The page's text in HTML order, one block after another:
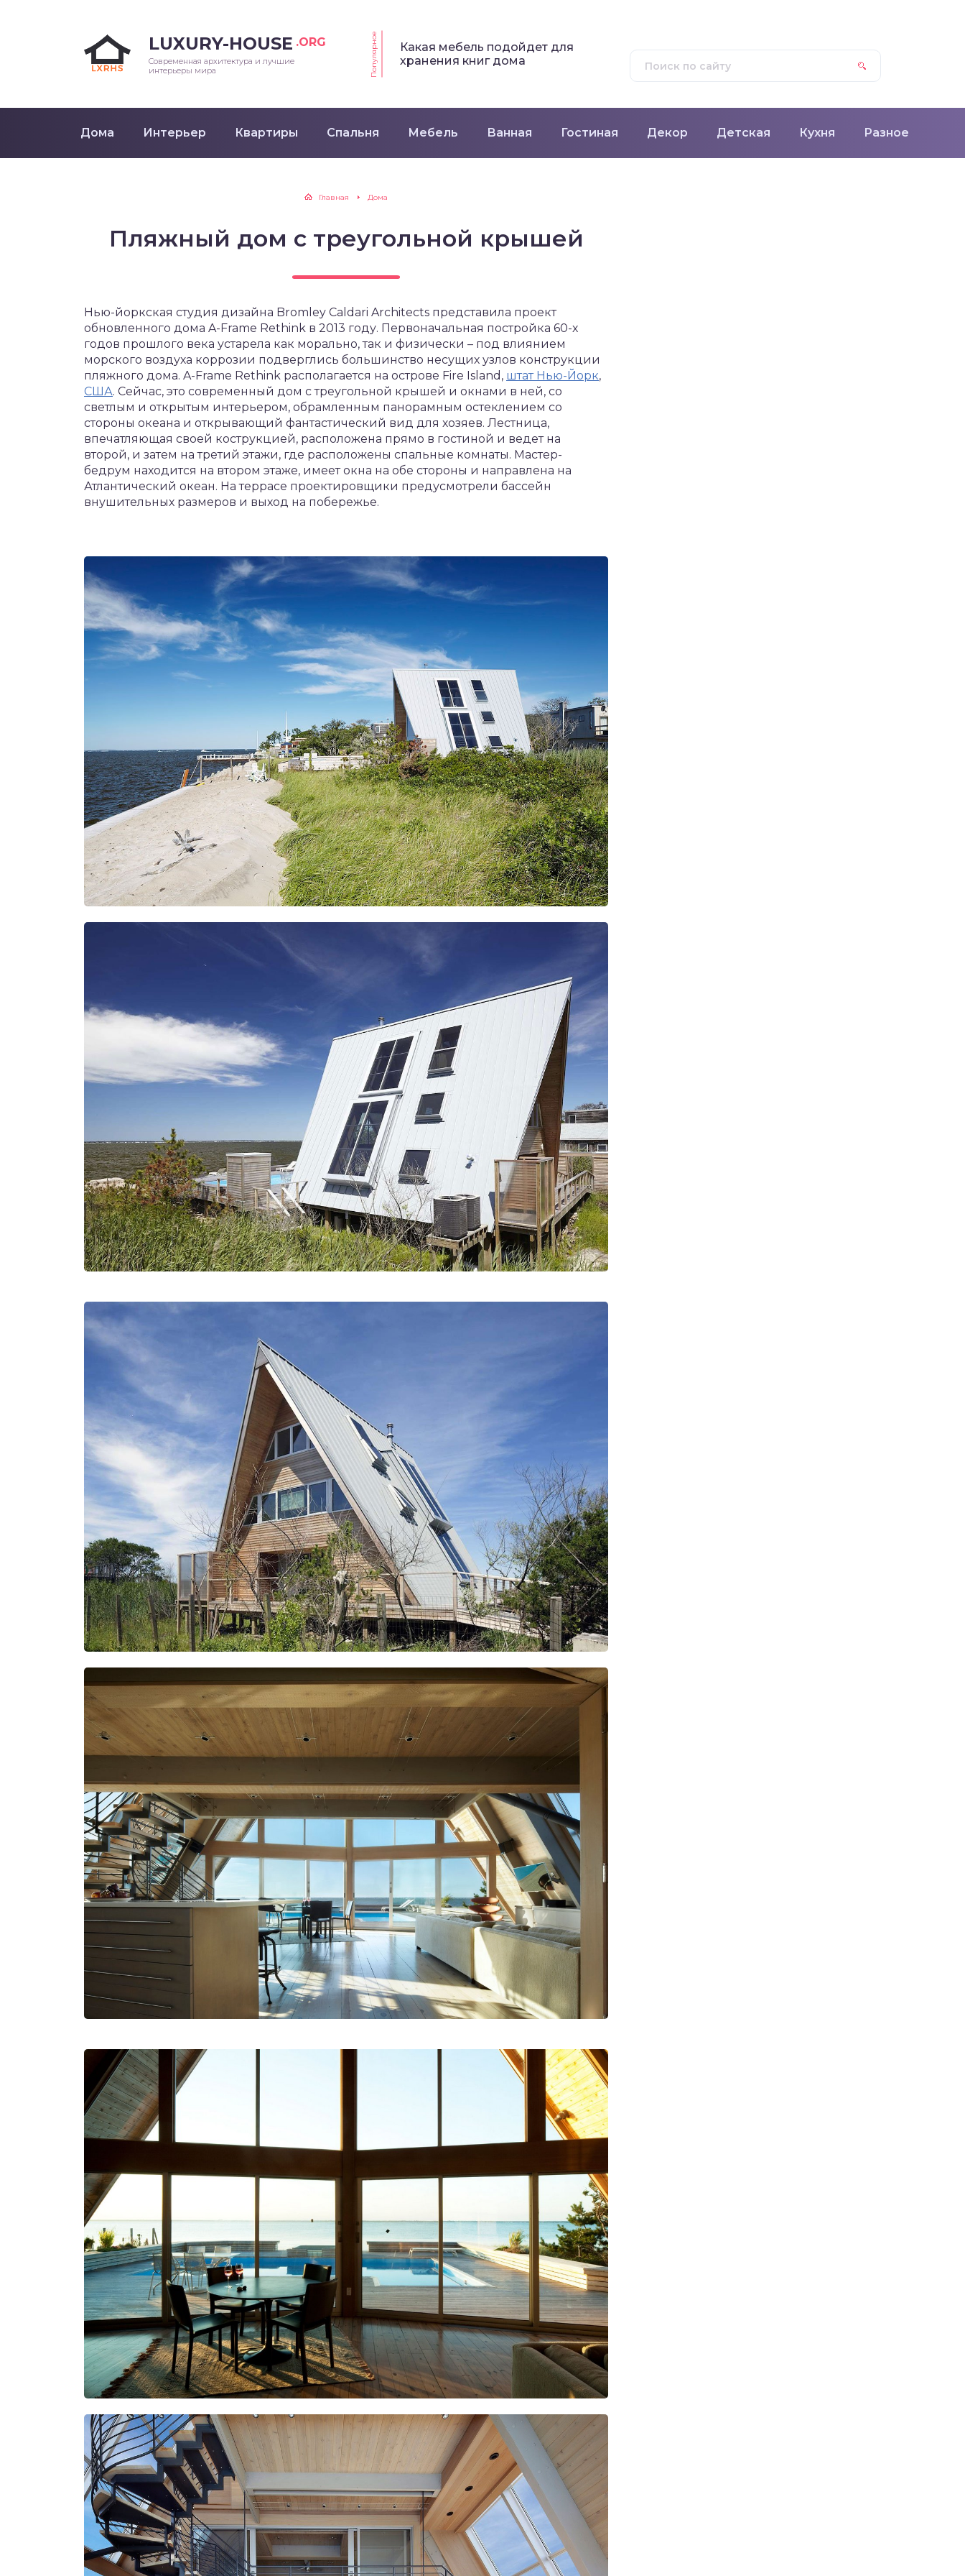
LUXURY-HOUSE .ORG
Современная архитектура и лучшие
интерьеры мира
Популярное
Какая мебель подойдет для
хранения книг дома
Дома Интерьер Квартиры Спальня Мебель Ванная Гостиная Декор Детская Кухня Разное
Главная Дома
Пляжный дом с треугольной крышей
Нью-йоркская студия дизайна Bromley Caldari Architects представила проект
обновленного дома A-Frame Rethink в 2013 году. Первоначальная постройка 60-х
годов прошлого века устарела как морально, так и физически – под влиянием
морского воздуха коррозии подверглись большинство несущих узлов конструкции
пляжного дома. A-Frame Rethink располагается на острове Fire Island, штат Нью-Йорк,
США. Сейчас, это современный дом с треугольной крышей и окнами в ней, со
светлым и открытым интерьером, обрамленным панорамным остеклением со
стороны океана и открывающий фантастический вид для хозяев. Лестница,
впечатляющая своей кострукцией, расположена прямо в гостиной и ведет на
второй, и затем на третий этажи, где расположены спальные комнаты. Мастер-
бедрум находится на втором этаже, имеет окна на обе стороны и направлена на
Атлантический океан. На террасе проектировщики предусмотрели бассейн
внушительных размеров и выход на побережье.